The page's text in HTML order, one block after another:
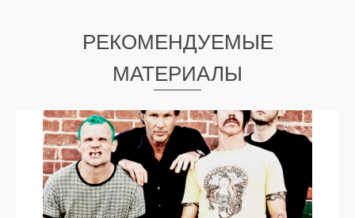
РЕКОМЕНДУЕМЫЕ
МАТЕРИАЛЫ